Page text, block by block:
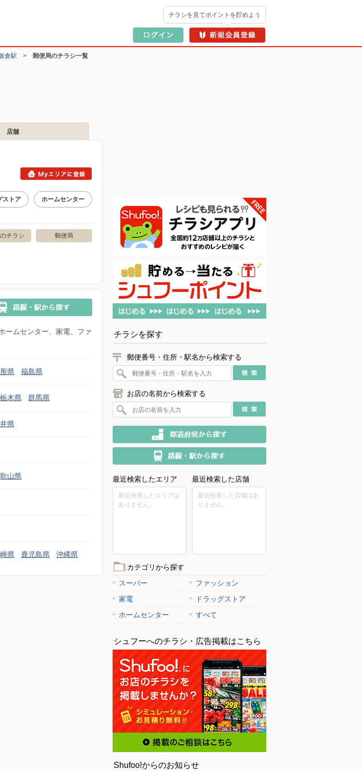
チラシを見てポイントを貯めよう
倉駅 > 郵便局のチラシ一覧
店舗
ストア ホームセンター
郵便局
チラシ
ームセンター、家電、ファ
県 福島県
栃木県 群馬県
県
山県
県 鹿児島県 沖縄県
チラシを探す
郵便番号・住所・駅名から検索する
お店の名前から検索する
最近検索したエリア
最近検索したエリアは
ありません。
最近検索した店舗
最近検索した店舗はあ
りません。
カテゴリから探す
スーパー
ファッション
家電
ドラッグストア
ホームセンター
すべて
シュフーへのチラシ・広告掲載はこちら
Shufoo!からのお知らせ